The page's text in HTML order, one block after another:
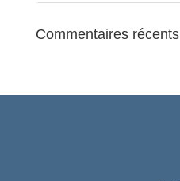
Commentaires récents